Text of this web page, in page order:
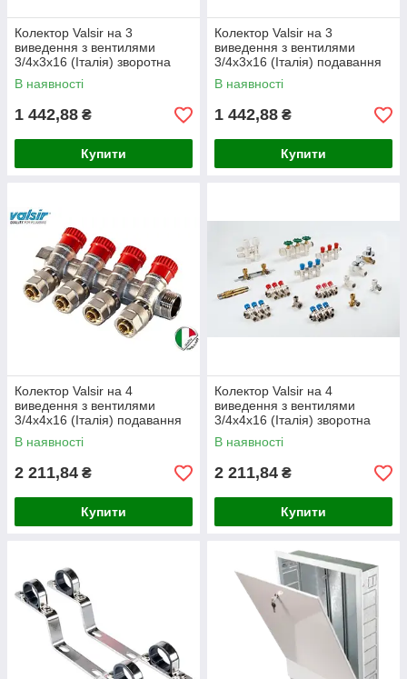
Колектор Valsir на 3
виведення з вентилями
3/4х3х16 (Італія) зворотна
сторона
В наявності
1 442,88 ₴
Купити
Колектор Valsir на 3
виведення з вентилями
3/4х3х16 (Італія) подавання
В наявності
1 442,88 ₴
Купити
Колектор Valsir на 4
виведення з вентилями
3/4х4х16 (Італія) подавання
В наявності
2 211,84 ₴
Купити
Колектор Valsir на 4
виведення з вентилями
3/4х4х16 (Італія) зворотна
сторона
В наявності
2 211,84 ₴
Купити